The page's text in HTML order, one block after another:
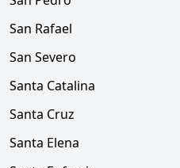
San Rafael
San Severo
Santa Catalina
Santa Cruz
Santa Elena